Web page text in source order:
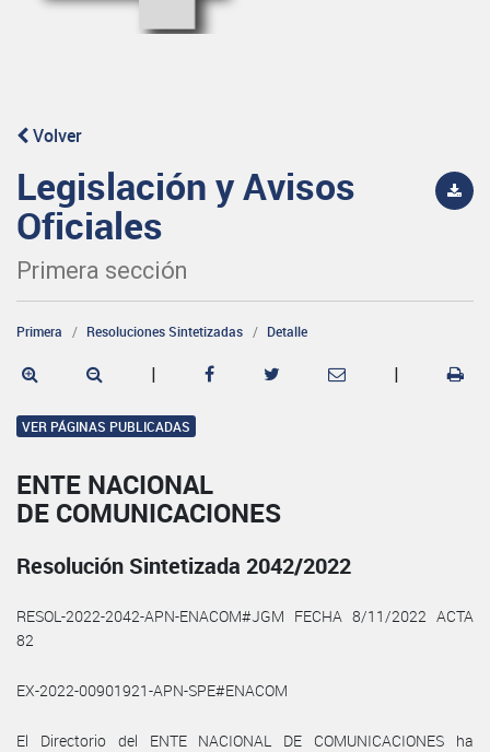
Volver
Legislación y Avisos
Oficiales
Primera sección
Primera Resoluciones Sintetizadas Detalle
| |
VER PÁGINAS PUBLICADAS
ENTE NACIONAL
DE COMUNICACIONES
Resolución Sintetizada 2042/2022
RESOL-2022-2042-APN-ENACOM#JGM FECHA 8/11/2022 ACTA
82
EX-2022-00901921-APN-SPE#ENACOM
El Directorio del ENTE NACIONAL DE COMUNICACIONES ha